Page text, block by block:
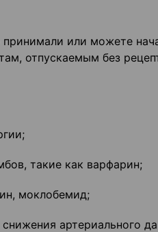
или можете
отпускаемым без
такие как варфарин;
моклобемид;
артериального